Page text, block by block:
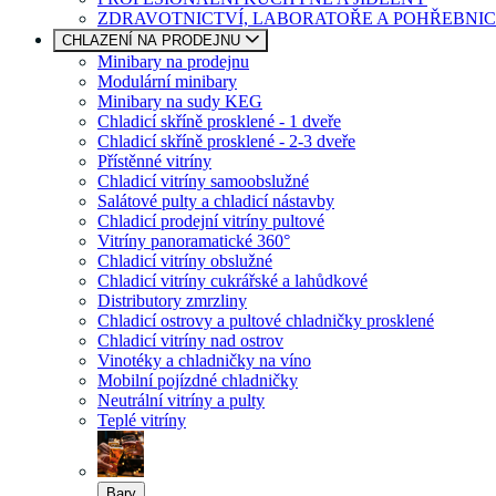
ZDRAVOTNICTVÍ, LABORATOŘE A
CHLAZENÍ NA PRODEJNU
Minibary na prodejnu
Modulární minibary
Minibary na sudy KEG
Chladicí skříně prosklené - 1 dveře
Chladicí skříně prosklené - 2-3 dveře
Přístěnné vitríny
Chladicí vitríny samoobslužné
Salátové pulty a chladicí nástavby
Chladicí prodejní vitríny pultové
Vitríny panoramatické 360°
Chladicí vitríny obslužné
Chladicí vitríny cukrářské a lahůdkové
Distributory zmrzliny
Chladicí ostrovy a pultové chladničky prosklené
Chladicí vitríny nad ostrov
Vinotéky a chladničky na víno
Mobilní pojízdné chladničky
Neutrální vitríny a pulty
Teplé vitríny